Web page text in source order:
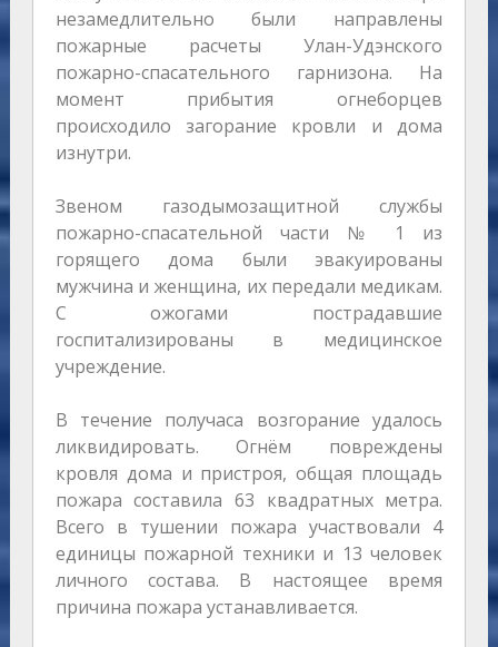
незамедлительно были направлены
пожарные расчеты Улан-Удэнского
пожарно-спасательного гарнизона. На
момент прибытия огнеборцев
происходило загорание кровли и дома
изнутри.
Звеном газодымозащитной службы
пожарно-спасательной части № 1 из
горящего дома были эвакуированы
мужчина и женщина, их передали медикам.
С ожогами пострадавшие
госпитализированы в медицинское
учреждение.
В течение получаса возгорание удалось
ликвидировать. Огнём повреждены
кровля дома и пристроя, общая площадь
пожара составила 63 квадратных метра.
Всего в тушении пожара участвовали 4
единицы пожарной техники и 13 человек
личного состава. В настоящее время
причина пожара устанавливается.